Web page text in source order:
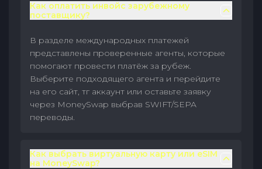
Как оплатить инвойс зарубежному
поставщику?
В разделе международных платежей
представлены проверенные агенты, которые
помогают провести платёж за рубеж.
Выберите подходящего агента и перейдите
на его сайт, тг аккаунт или оставьте заявку
через MoneySwap выбрав SWIFT/SEPA
переводы.
Как выбрать виртуальную карту или eSIM
на MoneySwap?